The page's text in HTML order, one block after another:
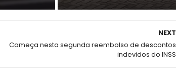
NEXT
Começa nesta segunda reembolso de descontos
indevidos do INSS